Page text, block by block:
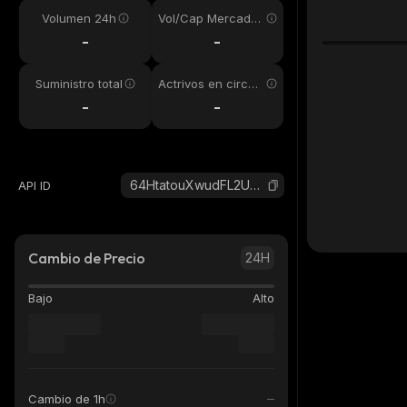
Volumen 24h
-
Vol/Cap Mercado
-
Suministro total
-
Actrivos en circul
-
API ID 64HtatouXwudFL2UV5mcLEC8V6tp9Y7bykZV9GxPJ8sx_solana
Cambio de Precio 24H
Bajo Alto
Cambio de 1h